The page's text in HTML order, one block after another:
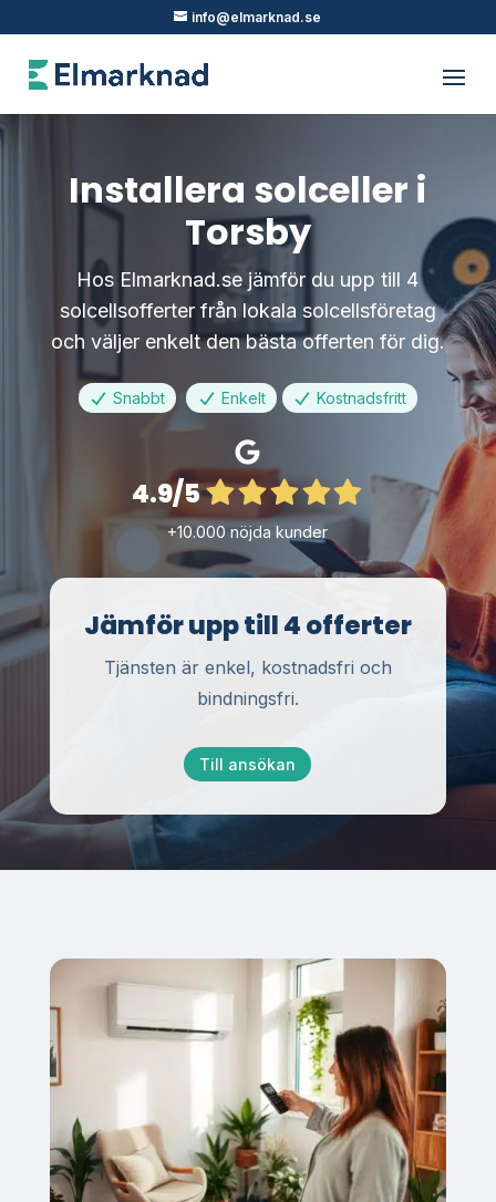
info@elmarknad.se
Installera solceller i
Torsby
Hos Elmarknad.se jämför du upp till 4
solcellsofferter från lokala solcellsföretag
och väljer enkelt den bästa offerten för dig.
Snabbt Enkelt Kostnadsfritt
4.9/5
+10.000 nöjda kunder
Jämför upp till 4 offerter
Tjänsten är enkel, kostnadsfri och
bindningsfri.
Till ansökan